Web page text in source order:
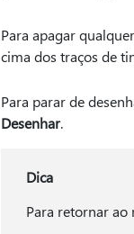
Para apagar
cima dos traços de
Para parar de
Desenhar.
Dica
Para retornar ao